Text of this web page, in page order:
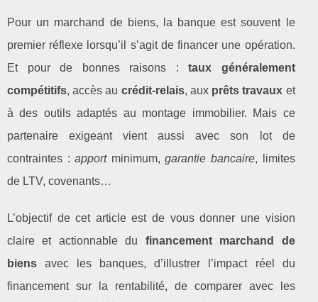
Pour un marchand de biens, la banque est souvent le
premier réflexe lorsqu’il s’agit de financer une opération.
Et pour de bonnes raisons :taux généralement
compétitifs, accès au crédit‑relais, aux prêts travaux et
à des outils adaptés au montage immobilier. Mais ce
partenaire exigeant vient aussi avec son lot de
contraintes :apportminimum,garantie bancaire, limites
de LTV, covenants…
L’objectif de cet article est de vous donner une vision
claire et actionnable du financement marchand de
biens avec les banques, d’illustrer l’impact réel du
financement sur la rentabilité, de comparer avec les